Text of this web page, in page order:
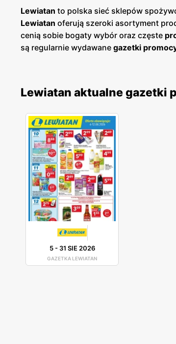
Lewiatan to polska sieć sklepów
Lewiatan oferują szeroki asortyment
cenią sobie bogaty wybór oraz częste
są regularnie wydawane gazetki
planować swoje zakupy i korzystać z
od lokalnych dostawców. Dzięki temu
innowacyjność i ciągłe udoskonalanie
Lewiatan aktualne gazetki
5- 31 SIE 2026
GAZETKA LEWIATAN